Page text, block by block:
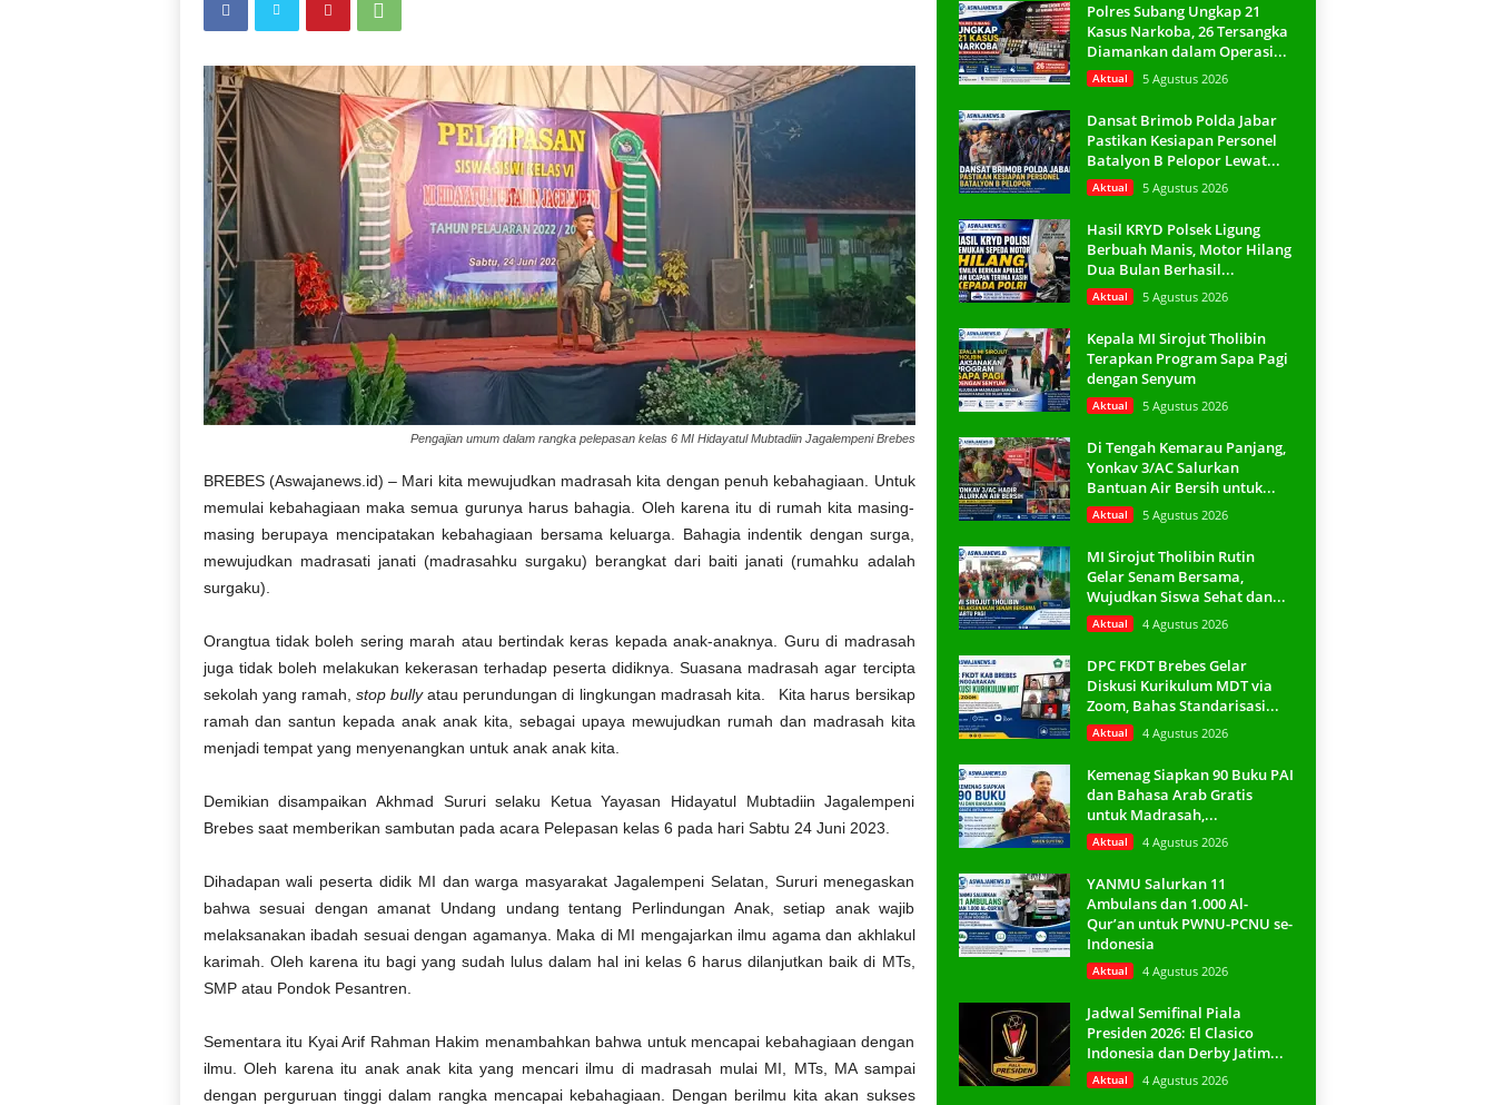
Pengajian umum dalam rangka pelepasan kelas 6 MI Hidayatul Mubtadiin Jagalempeni Brebes
BREBES (Aswajanews.id) – Mari kita mewujudkan madrasah kita dengan penuh kebahagiaan. Untuk
memulai kebahagiaan maka semua gurunya harus bahagia. Oleh karena itu di rumah kita masing-
masing berupaya mencipatakan kebahagiaan bersama keluarga. Bahagia indentik dengan surga,
mewujudkan madrasati janati (madrasahku surgaku) berangkat dari baiti janati (rumahku adalah
surgaku).
Orangtua tidak boleh sering marah atau bertindak keras kepada anak-anaknya. Guru di madrasah
juga tidak boleh melakukan kekerasan terhadap peserta didiknya. Suasana madrasah agar tercipta
sekolah yang ramah, stop bullyatau perundungan di lingkungan madrasah kita. Kita harus bersikap
ramah dan santun kepada anak anak kita, sebagai upaya mewujudkan rumah dan madrasah kita
menjadi tempat yang menyenangkan untuk anak anak kita.
Demikian disampaikan Akhmad Sururi selaku Ketua Yayasan Hidayatul Mubtadiin Jagalempeni
Brebes saat memberikan sambutan pada acara Pelepasan kelas 6 pada hari Sabtu 24 Juni 2023.
Dihadapan wali peserta didik MI dan warga masyarakat Jagalempeni Selatan, Sururi menegaskan
bahwa sesuai dengan amanat Undang undang tentang Perlindungan Anak, setiap anak wajib
melaksanakan ibadah sesuai dengan agamanya. Maka di MI mengajarkan ilmu agama dan akhlakul
karimah. Oleh karena itu bagi yang sudah lulus dalam hal ini kelas 6 harus dilanjutkan baik di MTs,
SMP atau Pondok Pesantren.
Sementara itu Kyai Arif Rahman Hakim menambahkan bahwa untuk mencapai kebahagiaan dengan
ilmu. Oleh karena itu anak anak kita yang mencari ilmu di madrasah mulai MI, MTs, MA sampai
dengan perguruan tinggi dalam rangka mencapai kebahagiaan. Dengan berilmu kita akan sukses
Polres Subang Ungkap 21
Kasus Narkoba, 26 Tersangka
Diamankan dalam Operasi...
Aktual 5 Agustus 2026
Dansat Brimob Polda Jabar
Pastikan Kesiapan Personel
Batalyon B Pelopor Lewat...
Aktual 5 Agustus 2026
Hasil KRYD Polsek Ligung
Berbuah Manis, Motor Hilang
Dua Bulan Berhasil...
Aktual 5 Agustus 2026
Kepala MI Sirojut Tholibin
Terapkan Program Sapa Pagi
dengan Senyum
Aktual 5 Agustus 2026
Di Tengah Kemarau Panjang,
Yonkav 3/AC Salurkan
Bantuan Air Bersih untuk...
Aktual 5 Agustus 2026
MI Sirojut Tholibin Rutin
Gelar Senam Bersama,
Wujudkan Siswa Sehat dan...
Aktual 4 Agustus 2026
DPC FKDT Brebes Gelar
Diskusi Kurikulum MDT via
Zoom, Bahas Standarisasi...
Aktual 4 Agustus 2026
Kemenag Siapkan 90 Buku PAI
dan Bahasa Arab Gratis
untuk Madrasah,...
Aktual 4 Agustus 2026
YANMU Salurkan 11
Ambulans dan 1.000 Al-
Qur’an untuk PWNU-PCNU se-
Indonesia
Aktual 4 Agustus 2026
Jadwal Semifinal Piala
Presiden 2026: El Clasico
Indonesia dan Derby Jatim...
Aktual 4 Agustus 2026